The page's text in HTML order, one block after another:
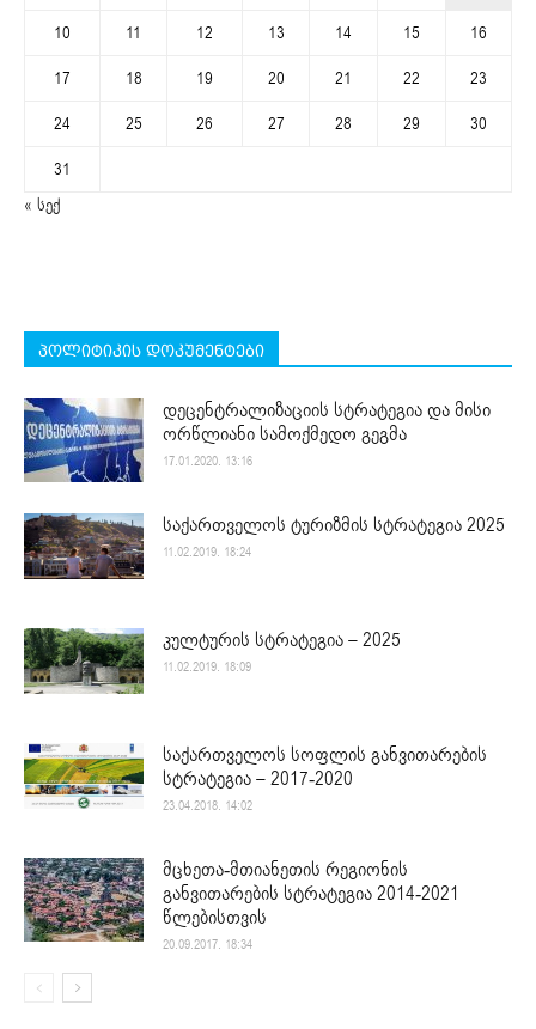
10
11 12 13 14 15
16
17
18 19 20 21 22
23
24
25 26 27 28 29
30
31
« სექ
პოლიტიკის დოკუმენტები
დეცენტრალიზაციის სტრატეგია და მისი
ორწლიანი სამოქმედო გეგმა
17.01.2020. 13:16
საქართველოს ტურიზმის სტრატეგია 2025
11.02.2019. 18:24
კულტურის სტრატეგია – 2025
11.02.2019. 18:09
საქართველოს სოფლის განვითარების
სტრატეგია – 2017-2020
23.04.2018. 14:02
მცხეთა-მთიანეთის რეგიონის
განვითარების სტრატეგია 2014-2021
წლებისთვის
20.09.2017. 18:34